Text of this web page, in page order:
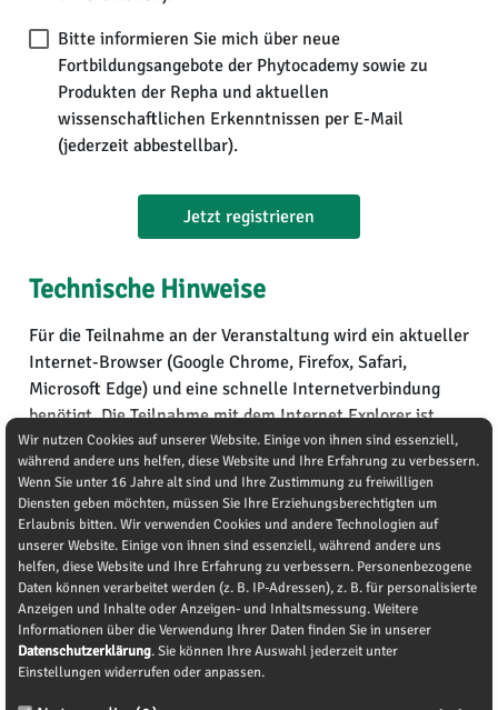
Wir nutzen Cookies auf unserer Website. Einige von ihnen sind essenziell,
während andere uns helfen, diese Website und Ihre Erfahrung zu verbessern.
Wenn Sie unter 16 Jahre alt sind und Ihre Zustimmung zu freiwilligen
Diensten geben möchten, müssen Sie Ihre Erziehungsberechtigten um
Erlaubnis bitten. Wir verwenden Cookies und andere Technologien auf
unserer Website. Einige von ihnen sind essenziell, während andere uns
helfen, diese Website und Ihre Erfahrung zu verbessern. Personenbezogene
Daten können verarbeitet werden (z. B. IP-Adressen), z. B. für personalisierte
Anzeigen und Inhalte oder Anzeigen- und Inhaltsmessung. Weitere
Informationen über die Verwendung Ihrer Daten finden Sie in unserer
Datenschutzerklärung. Sie können Ihre Auswahl jederzeit unter
Einstellungen widerrufen oder anpassen.
Bitte informieren Sie mich über neue
Fortbildungsangebote der Phytocademy sowie zu
Produkten der Repha und aktuellen
wissenschaftlichen Erkenntnissen per E-Mail
(jederzeit abbestellbar).
Jetzt registrieren
Technische Hinweise
Für die Teilnahme an der Veranstaltung wird ein aktueller
Internet-Browser (Google Chrome, Firefox, Safari,
Microsoft Edge) und eine schnelle Internetverbindung
benötigt. Die Teilnahme mit dem Internet Explorer ist
nichtmöglich. Die Teilnahme ist auch über Ihr
Smartphone sowie die meisten Tablet-PCs und Smart-TV-
Geräte möglich, sofern ein aktueller Browser (s.o.)
installiert ist.
Sie können während der Veranstaltung über den Chat mit
anderen Teilnehmenden kommunizieren und Fragen an
die Referierenden stellen.
Weitere Kontaktmöglichkeiten bei technischen Fragen:
Telefon: 0711 21952913
Email: kontakt@edusan.de